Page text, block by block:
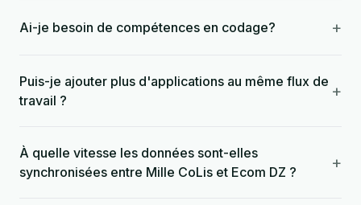
Ai-je besoin de compétences en codage? +
Puis-je ajouter plus d'applications au même flux de
travail ?
+
À quelle vitesse les données sont-elles
synchronisées entre Mille CoLis et Ecom DZ ?
+